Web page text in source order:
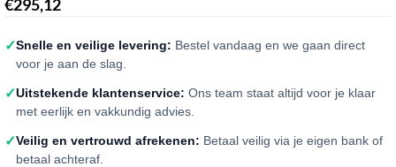
€295,12
✓Snelle en veilige levering: Bestel vandaag en we gaan direct
voor je aan de slag.
✓Uitstekende klantenservice: Ons team staat altijd voor je klaar
met eerlijk en vakkundig advies.
✓Veilig en vertrouwd afrekenen: Betaal veilig via je eigen bank of
betaal achteraf.